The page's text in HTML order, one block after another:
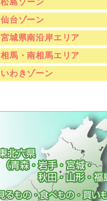
仙台ゾーン
宮城県南沿岸エリア
相馬・南相馬エリア
いわきゾーン